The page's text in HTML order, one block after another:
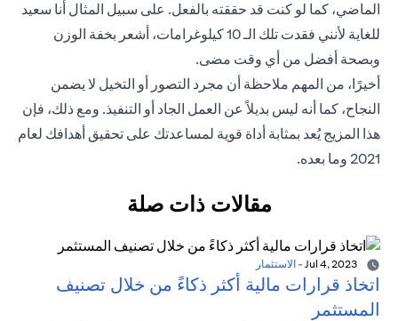
الماضي، كما لو كنت قد حققته بالفعل. على سبيل المثال أنا سعيد
للغاية لأنني فقدت تلك الـ 10 كيلوغرامات، أشعر بخفة الوزن
وبصحة أفضل من أي وقت مضى.
أخيرًا، من المهم ملاحظة أن مجرد التصور أو التخيل لا يضمن
النجاح، كما أنه ليس بديلاً عن العمل الجاد أو التنفيذ. ومع ذلك، فإن
هذا المزيج يُعد بمثابة أداة قوية لمساعدتك على تحقيق أهدافك لعام
2021 وما بعده.
مقالات ذات صلة
- الاستثمار
اتخاذ قرارات مالية أكثر ذكاءً من خلال تصنيف
المستثمر